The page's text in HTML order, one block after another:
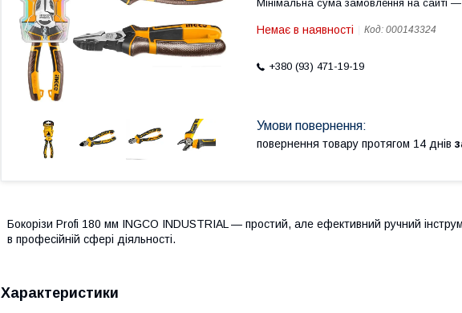
Мінімальна сума замовлення на сайті
Немає в наявності Код: 000143324
+380 (93) 471-19-19
повернення товару протягом 14 днів
Бокорізи Profi 180 мм INGCO INDUSTRIAL — простий, але ефективний ручний
в професійній сфері діяльності.
Характеристики